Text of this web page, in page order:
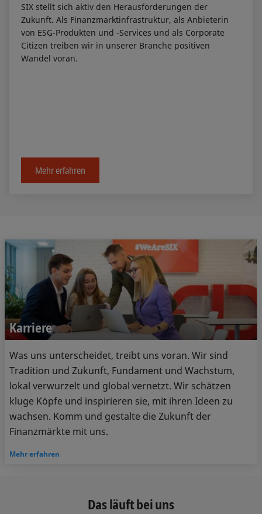
SIX stellt sich aktiv den Herausforderungen der
Zukunft. Als Finanzmarktinfrastruktur, als Anbieterin
von ESG-Produkten und -Services und als Corporate
Citizen treiben wir in unserer Branche positiven
Wandel voran.
Mehr erfahren
Karriere
Was uns unterscheidet, treibt uns voran. Wir sind
Tradition und Zukunft, Fundament und Wachstum,
lokal verwurzelt und global vernetzt. Wir schätzen
kluge Köpfe und inspirieren sie, mit ihren Ideen zu
wachsen. Komm und gestalte die Zukunft der
Finanzmärkte mit uns.
Mehr erfahren
Das läuft bei uns